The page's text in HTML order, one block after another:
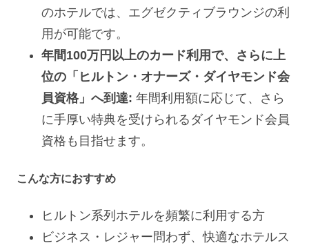
のホテルでは、エグゼクティブラウンジの利
用が可能です。
年間100万円以上のカード利用で、さらに上
位の「ヒルトン・オナーズ・ダイヤモンド会
員資格」へ到達: 年間利用額に応じて、さら
に手厚い特典を受けられるダイヤモンド会員
資格も目指せます。
こんな方におすすめ
ヒルトン系列ホテルを頻繁に利用する方
ビジネス・レジャー問わず、快適なホテルス